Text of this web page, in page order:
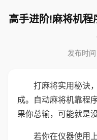
高手进阶!麻将机
发布时
打麻将实用秘诀
成。自动麻将机靠程
果你总输，可能就是
若你在仪器使用